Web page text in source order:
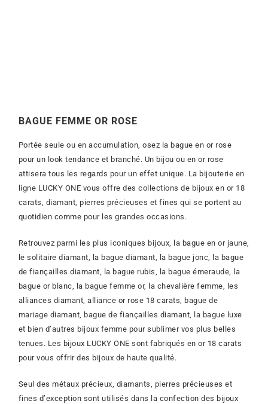
BAGUE FEMME OR ROSE
Portée seule ou en accumulation, osez la bague en or rose
pour un look tendance et branché. Un bijou ou en or rose
attisera tous les regards pour un effet unique. La bijouterie en
ligne LUCKY ONE vous offre des collections de bijoux en or 18
carats, diamant, pierres précieuses et fines qui se portent au
quotidien comme pour les grandes occasions.
Retrouvez parmi les plus iconiques bijoux, la bague en or jaune,
le solitaire diamant, la bague diamant, la bague jonc, la bague
de fiançailles diamant, la bague rubis, la bague émeraude, la
bague or blanc, la bague femme or, la chevalière femme, les
alliances diamant, alliance or rose 18 carats, bague de
mariage diamant, bague de fiançailles diamant, la bague luxe
et bien d’autres bijoux femme pour sublimer vos plus belles
tenues. Les bijoux LUCKY ONE sont fabriqués en or 18 carats
pour vous offrir des bijoux de haute qualité.
Seul des métaux précieux, diamants, pierres précieuses et
fines d’exception sont utilisés dans la confection des bijoux